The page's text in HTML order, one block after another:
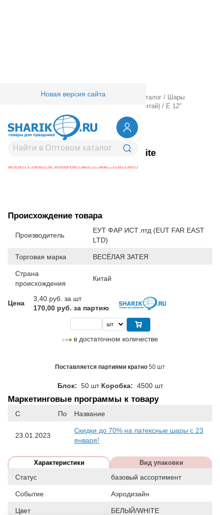
Новая версия сайта
Товары для праздника/ Оптовый каталог /
Шары
ЕУТ 12" (Китай) / Е 12"
1102-1546Е 12" Металлик White
Вернуться в раздел ЕУТ 12" (Китай)
Происхождение товара
Производитель
ЕУТ ФАР ИСТ лтд (EUT FAR EAST
LTD)
Торговая марка ВЕСЁЛАЯ ЗАТЕЯ
Страна
происхождения
Китай
Цена
3,40 руб. за шт
170,00 руб. за партию
в достаточном количестве
Поставляется партиями кратно 50 шт
Блок: 50 шт Коробка: 4500 шт
Маркетинговые программы к товару
С По Название
23.01.2023
Скидки до 70% на латексные шары с 23
января!
Характеристики Вид упаковки
Статус базовый ассортимент
Событие Аэродизайн
Цвет БЕЛЫЙ/WHITE